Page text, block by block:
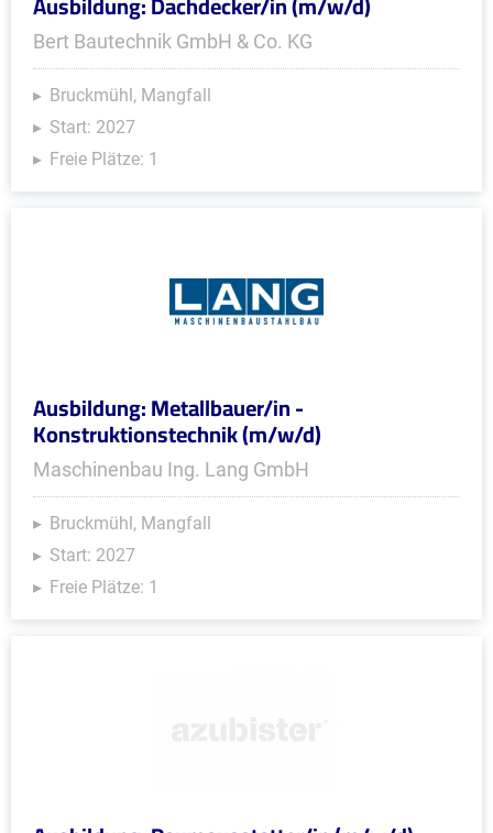
Bert Bautechnik GmbH & Co. KG
Bruckmühl, Mangfall
Start: 2027
Freie Plätze: 1
Ausbildung: Metallbauer/in -
Konstruktionstechnik (m/w/d)
Maschinenbau Ing. Lang GmbH
Bruckmühl, Mangfall
Start: 2027
Freie Plätze: 1